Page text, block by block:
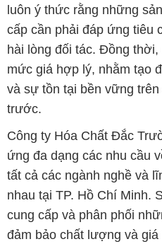
luôn ý thức rằng những
cấp cần phải đáp ứng tiêu
hài lòng đối tác. Đồng
mức giá hợp lý, nhằm tạo
và sự tồn tại bền vững
trước.
Công ty Hóa Chất Đắc
ứng đa dạng các nhu cầu
tất cả các ngành nghề và
nhau tại TP. Hồ Chí Minh.
cung cấp và phân phối
đảm bảo chất lượng và